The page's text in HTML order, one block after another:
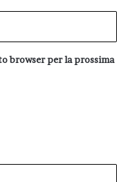
browser per la prossima